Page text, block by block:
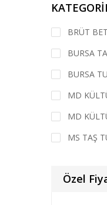
BRÜT
BURSA
BURSA
MD
MD
MS TAŞ
Özel